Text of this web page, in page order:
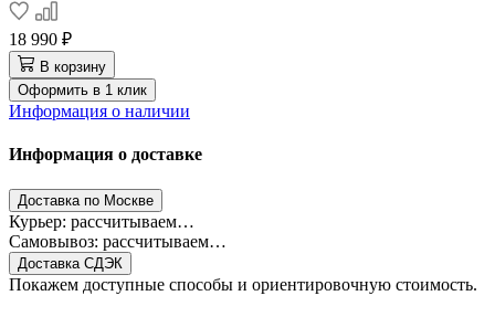
18 990 ₽
В корзину
Оформить в 1 клик
Информация о наличии
Информация о доставке
Доставка по Москве
Курьер: рассчитываем…
Самовывоз: рассчитываем…
Доставка СДЭК
Покажем доступные способы и ориентировочную стоимость.